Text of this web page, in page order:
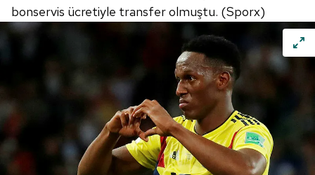
bonservis ücretiyle transfer olmuştu. (Sporx)